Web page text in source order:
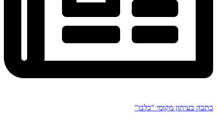
כתבה בעיתון מקומי "כלבו"